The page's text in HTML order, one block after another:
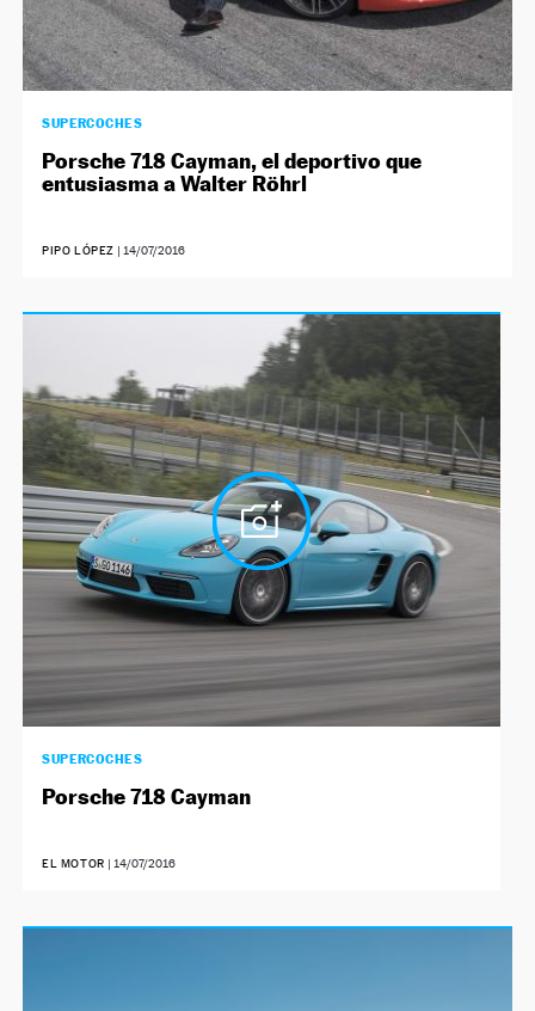
SUPERCOCHES
Porsche 718 Cayman, el deportivo que
entusiasma a Walter Röhrl
PIPO LÓPEZ | 14/07/2016
SUPERCOCHES
Porsche 718 Cayman
EL MOTOR | 14/07/2016